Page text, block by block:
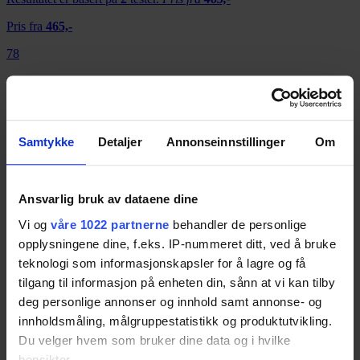
Samtykke Detaljer Annonseinnstillinger Om
Ansvarlig bruk av dataene dine
Vi og våre 1022 partnerne behandler de personlige
opplysningene dine, f.eks. IP-nummeret ditt, ved å bruke
teknologi som informasjonskapsler for å lagre og få
tilgang til informasjon på enheten din, sånn at vi kan tilby
deg personlige annonser og innhold samt annonse- og
innholdsmåling, målgruppestatistikk og produktutvikling.
Du velger hvem som bruker dine data og i hvilke
Pris fra 465,-
78
Adidas Terrex Swift R2 GTX
Pris fra1 499,-
77
Resultatet er basert på
Pris fra
1 795,-
Pris fra1 795,-
Keen Targhee II WP
Resultatet er basert på